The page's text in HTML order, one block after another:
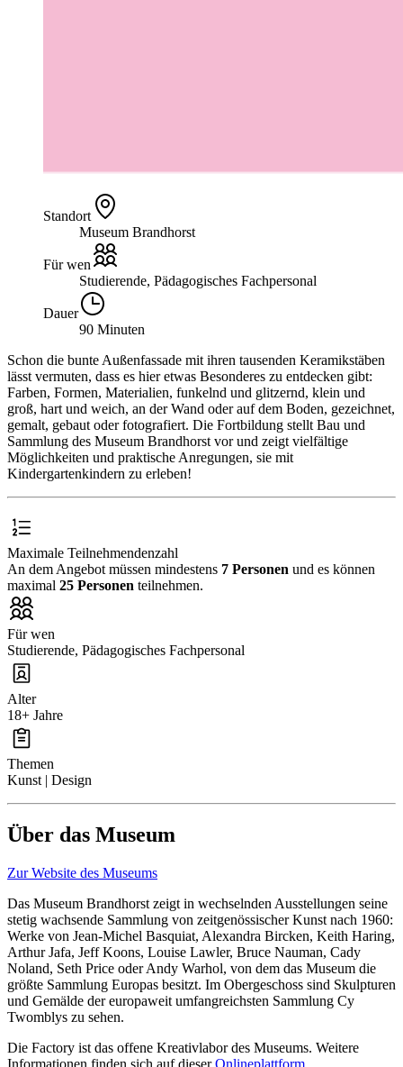
Standort
Museum Brandhorst
Für wen
Studierende, Pädagogisches Fachpersonal
Dauer
90 Minuten
Schon die bunte Außenfassade mit ihren tausenden Keramikstäben
lässt vermuten, dass es hier etwas Besonderes zu entdecken gibt:
Farben, Formen, Materialien, funkelnd und glitzernd, klein und
groß, hart und weich, an der Wand oder auf dem Boden, gezeichnet,
gemalt, gebaut oder fotografiert. Die Fortbildung stellt Bau und
Sammlung des Museum Brandhorst vor und zeigt vielfältige
Möglichkeiten und praktische Anregungen, sie mit
Kindergartenkindern zu erleben!
Maximale Teilnehmendenzahl
An dem Angebot müssen mindestens 7 Personen und es können
maximal 25 Personen teilnehmen.
Für wen
Studierende, Pädagogisches Fachpersonal
Alter
18+ Jahre
Themen
Kunst | Design
Über das Museum
Zur Website des Museums
Das Museum Brandhorst zeigt in wechselnden Ausstellungen seine
stetig wachsende Sammlung von zeitgenössischer Kunst nach 1960:
Werke von Jean-Michel Basquiat, Alexandra Bircken, Keith Haring,
Arthur Jafa, Jeff Koons, Louise Lawler, Bruce Nauman, Cady
Noland, Seth Price oder Andy Warhol, von dem das Museum die
größte Sammlung Europas besitzt. Im Obergeschoss sind Skulpturen
und Gemälde der europaweit umfangreichsten Sammlung Cy
Twomblys zu sehen.
Die Factory ist das offene Kreativlabor des Museums. Weitere
Informationen finden sich auf dieserOnlineplattform